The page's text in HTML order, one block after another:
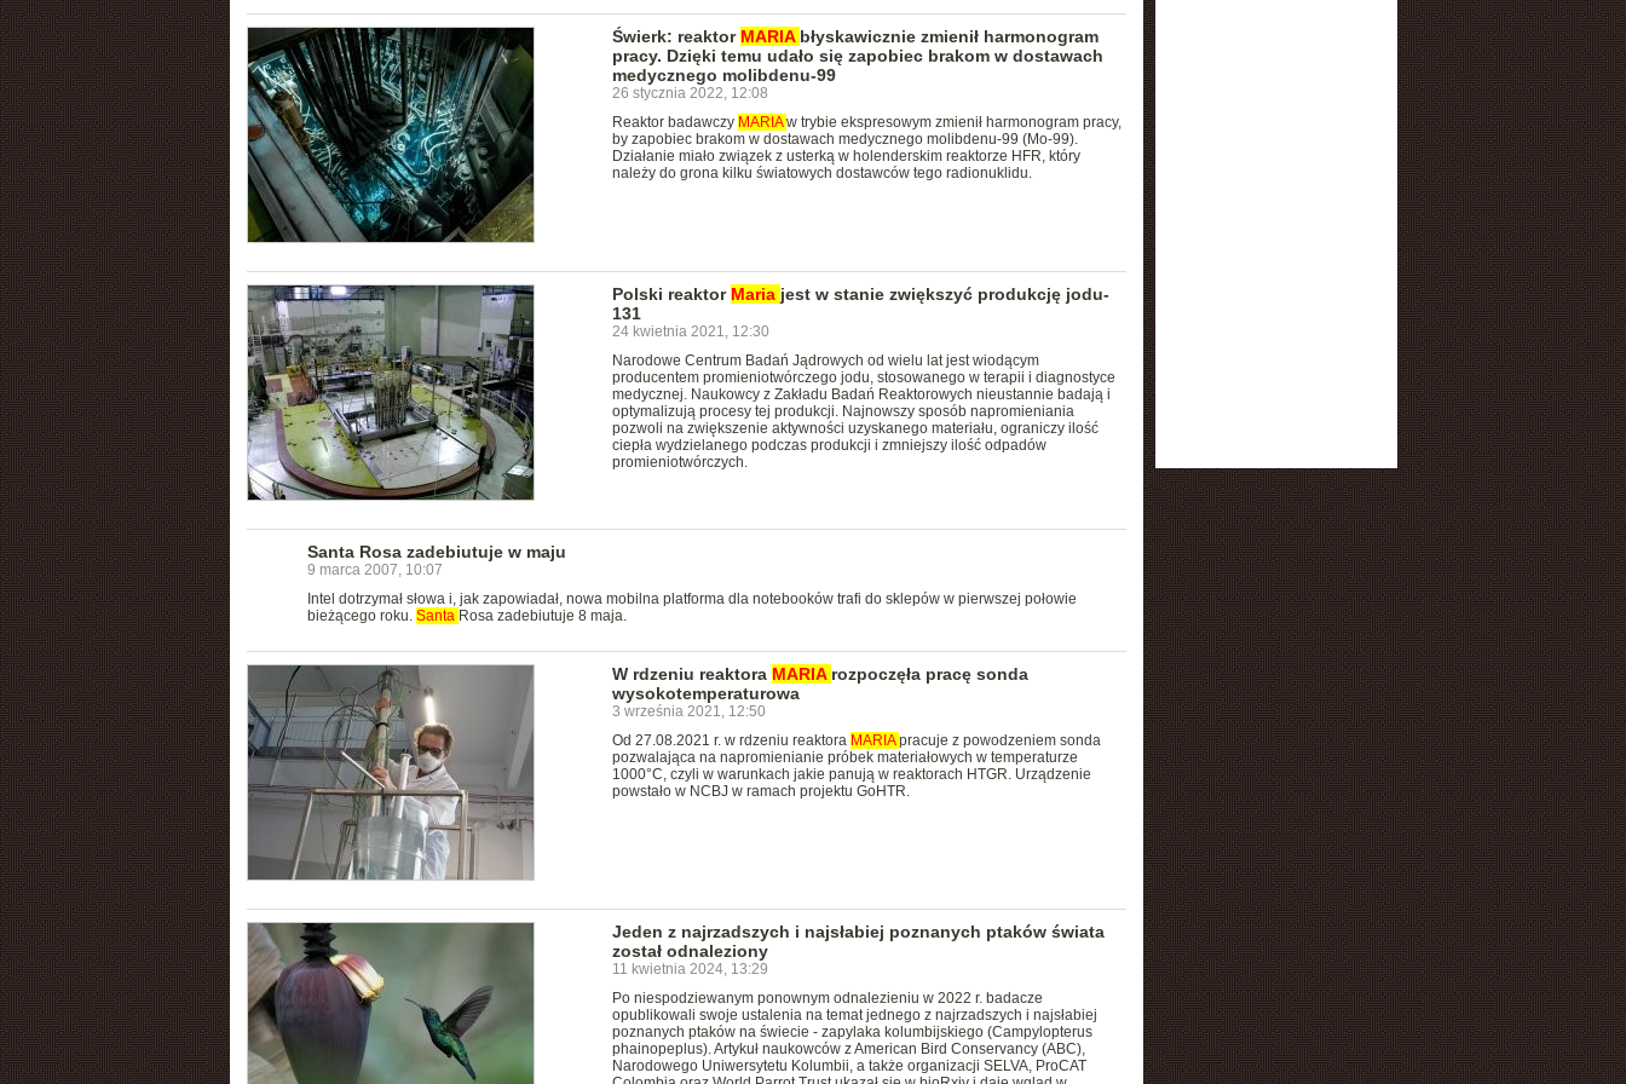
Świerk: reaktor MARIA błyskawicznie zmienił harmonogram
pracy. Dzięki temu udało się zapobiec brakom w dostawach
medycznego molibdenu-99
26 stycznia 2022, 12:08
Reaktor badawczy MARIAw trybie ekspresowym zmienił harmonogram pracy,
by zapobiec brakom w dostawach medycznego molibdenu-99 (Mo-99).
Działanie miało związek z usterką w holenderskim reaktorze HFR, który
należy do grona kilku światowych dostawców tego radionuklidu.
Polski reaktor Maria jest w stanie zwiększyć produkcję jodu-
131
24 kwietnia 2021, 12:30
Narodowe Centrum Badań Jądrowych od wielu lat jest wiodącym
producentem promieniotwórczego jodu, stosowanego w terapii i diagnostyce
medycznej. Naukowcy z Zakładu Badań Reaktorowych nieustannie badają i
optymalizują procesy tej produkcji. Najnowszy sposób napromieniania
pozwoli na zwiększenie aktywności uzyskanego materiału, ograniczy ilość
ciepła wydzielanego podczas produkcji i zmniejszy ilość odpadów
promieniotwórczych.
Santa Rosa zadebiutuje w maju
9 marca 2007, 10:07
Intel dotrzymał słowa i, jak zapowiadał, nowa mobilna platforma dla notebooków trafi do sklepów w pierwszej połowie
bieżącego roku. Santa Rosa zadebiutuje 8 maja.
W rdzeniu reaktora MARIA rozpoczęła pracę sonda
wysokotemperaturowa
3 września 2021, 12:50
Od 27.08.2021 r. w rdzeniu reaktora MARIApracuje z powodzeniem sonda
pozwalająca na napromienianie próbek materiałowych w temperaturze
1000°C, czyli w warunkach jakie panują w reaktorach HTGR. Urządzenie
powstało w NCBJ w ramach projektu GoHTR.
Jeden z najrzadszych i najsłabiej poznanych ptaków świata
został odnaleziony
11 kwietnia 2024, 13:29
Po niespodziewanym ponownym odnalezieniu w 2022 r. badacze
opublikowali swoje ustalenia na temat jednego z najrzadszych i najsłabiej
poznanych ptaków na świecie - zapylaka kolumbijskiego (Campylopterus
phainopeplus). Artykuł naukowców z American Bird Conservancy (ABC),
Narodowego Uniwersytetu Kolumbii, a także organizacji SELVA, ProCAT